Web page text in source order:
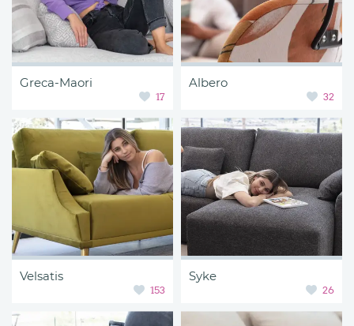
Greca-Maori
17
Albero
32
Velsatis
153
Syke
26